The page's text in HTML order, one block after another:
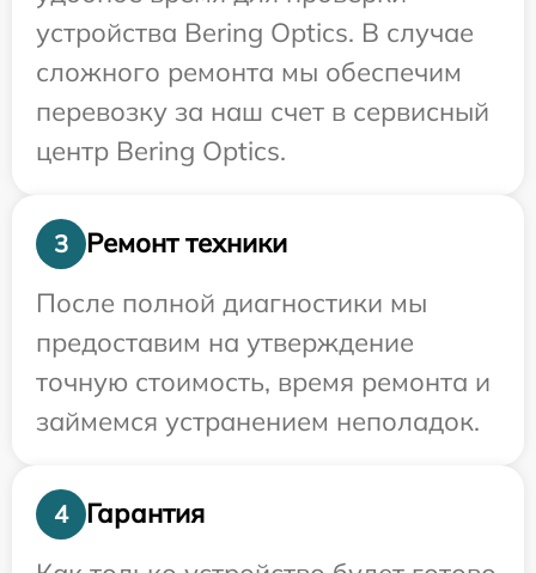
устройства Bering Optics. В случае
сложного ремонта мы обеспечим
перевозку за наш счет в сервисный
центр Bering Optics.
3
Ремонт техники
После полной диагностики мы
предоставим на утверждение
точную стоимость, время ремонта и
займемся устранением неполадок.
4
Гарантия